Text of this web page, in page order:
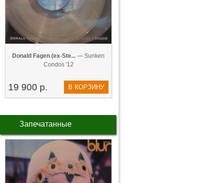
Donald Fagen (ex-Ste... — Sunken
Condos '12
19 900 р. В КОРЗИНУ
Запечатанные